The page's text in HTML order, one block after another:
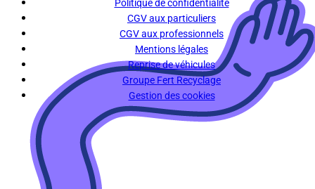
CGV aux particuliers
CGV aux professionnels
Mentions légales
Reprise de véhicules
Groupe Fert Recyclage
Gestion des cookies